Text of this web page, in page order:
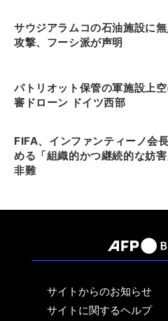
サウジアラムコの石油施設に
攻撃、フーシ派が声明
パトリオット保管の軍施設上
審ドローン ドイツ西部
FIFA、インファンティーノ会
める「組織的かつ継続的な妨
非難
サイトからのお知らせ
サイトに関するヘルプ